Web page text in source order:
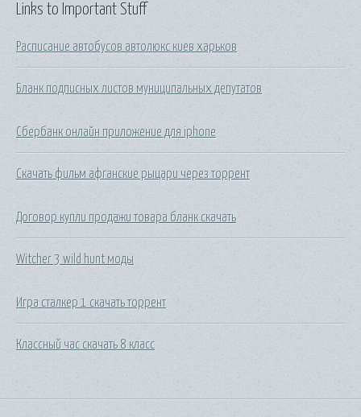
Links to Important Stuff
Расписание автобусов автолюкс киев харьков
Бланк подписных листов муниципальных депутатов
Сбербанк онлайн приложение для iphone
Скачать фильм афганские рыцари через торрент
Договор купли продажи товара бланк скачать
Witcher 3 wild hunt моды
Игра сталкер 1 скачать торрент
Классный час скачать 8 класс